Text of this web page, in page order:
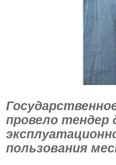
провело тендер
пользования